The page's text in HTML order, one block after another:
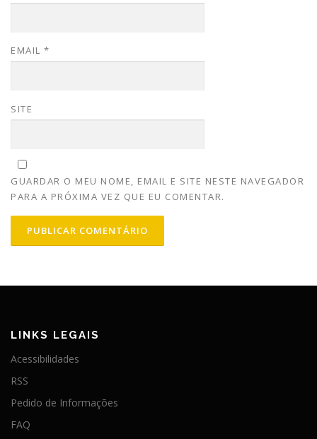
EMAIL *
SITE
GUARDAR O MEU NOME, EMAIL E SITE NESTE NAVEGADOR
PARA A PRÓXIMA VEZ QUE EU COMENTAR.
LINKS LEGAIS
Acessibilidades
RSS
Pedido de Informações
FAQ